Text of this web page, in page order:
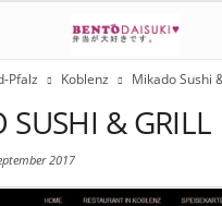
Pfalz Koblenz Mikado Sushi
SUSHI & GRILL
2017